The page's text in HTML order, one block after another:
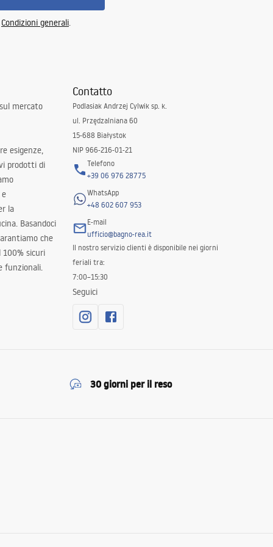
Condizioni generali.
mercato
esigenze,
prodotti di
la
Basandoci
che
sicuri
funzionali.
Contatto
Podlasiak Andrzej Cylwik sp. k.
ul. Przędzalniana 60
15-688 Białystok
NIP 966-216-01-21
Telefono
+39 06 976 28775
WhatsApp
+48 602 607 953
E-mail
ufficio@bagno-rea.it
Il nostro servizio clienti è disponibile nei giorni
feriali tra:
7:00–15:30
Seguici
30 giorni per il reso